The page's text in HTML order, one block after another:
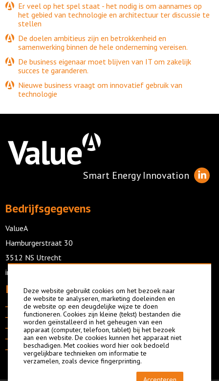
Er veel op het spel staat - het nodig is om aannames op
het gebied van technologie en architectuur ter discussie te
stellen
De doelen ambitieus zijn en betrokkenheid en
samenwerking binnen de hele onderneming vereisen.
De business eigenaar moet blijven van IT om zakelijk
succes te garanderen.
Nieuwe business vraagt om innovatief gebruik van
technologie
Smart Energy Innovation
Bedrijfsgegevens
ValueA
Hamburgerstraat 30
3512 NS Utrecht
info@valuea.org
Informatie
Oplossingen
Aanpak
Ervaring
Over ons
Contact
Nieuws
Technologie
Energy Data Scan
Dashboards
Quick Scan
Deze website gebruikt cookies om het bezoek naar
de website te analyseren, marketing doeleinden en
de website op een deugdelijke wijze te doen
functioneren. Cookies zijn kleine (tekst) bestanden die
worden geïnstalleerd in het geheugen van een
apparaat (computer, telefoon, tablet) bij het bezoek
aan een website. De cookies kunnen het apparaat niet
beschadigen. Met cookies word hier ook bedoeld
vergelijkbare technieken om informatie te
verzamelen, zoals device fingerprinting.